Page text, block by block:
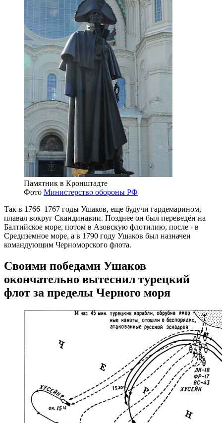
Памятник в Кронштадте
Фото Министерство обороны РФ
Так в 1766–1767 годы Ушаков, еще будучи гардемарином,
плавал вокруг Скандинавии. Позднее он был переведён на
Балтийское море, потом в Азовскую флотилию, после - в
Средиземное море, а в 1790 году Ушаков был назначен
командующим Черноморского флота.
Своими победами Ушаков
окончательно вытеснил турецкий
флот за пределы Черного моря